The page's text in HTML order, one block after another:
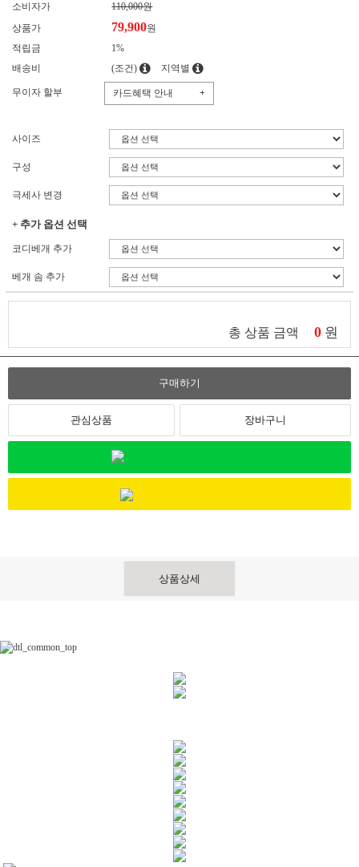
소비자가
110,000원
상품가
79,900원
적립금
1%
배송비
(조건) 지역별
무이자 할부 카드혜택 안내 +
사이즈
구성
극세사 변경
+ 추가 옵션 선택
코디베개 추가
베개 솜 추가
총 상품 금액 0 원
구매하기
관심상품 장바구니
상품상세